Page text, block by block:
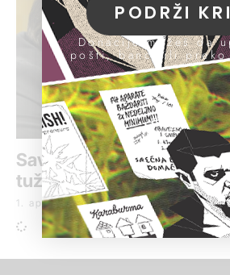
Savet: Vlast šalje poruku
tužiocima kako da rade
1. april 2016.
PODRŽI
Donacije možeš da
pošti, banci ili preko